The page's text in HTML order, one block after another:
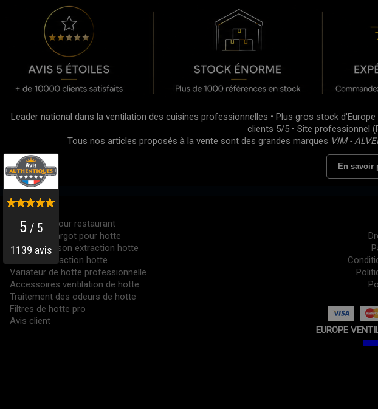
Leader national dans la ventilation des cuisines professionnelles • Plus gros stock
clients 5/5 • Site professionnel
Tous nos articles proposés à la vente sont des grandes marques VIM -
En savoir
Hotte inox pour restaurant
Moteur escargot pour hotte
Moteur caisson extraction hotte
Tourelle extraction hotte
Variateur de hotte professionnelle
Accessoires ventilation de hotte
Traitement des odeurs de hotte
Filtres de hotte pro
Avis client
EUROPE